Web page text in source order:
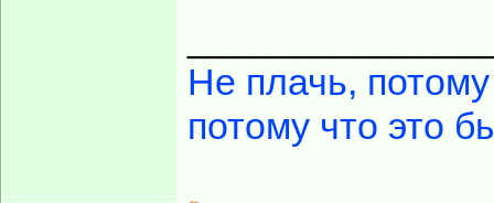
Не плачь,
потому что это